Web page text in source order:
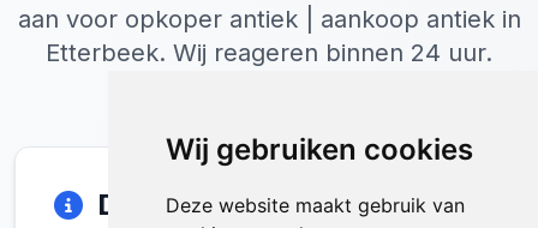
Wij gebruiken cookies
Deze website maakt gebruik van
aan voor opkoper antiek | aankoop antiek in
Etterbeek. Wij reageren binnen 24 uur.
Direct Contact